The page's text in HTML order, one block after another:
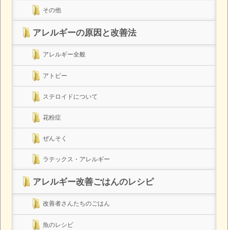
その他
アレルギーの原因と改善法
アレルギー全般
アトピー
ステロイドについて
花粉症
ぜんそく
ラテックス・アレルギー
アレルギー改善ごはんのレシピ
改善者さんたちのごはん
魚のレシピ